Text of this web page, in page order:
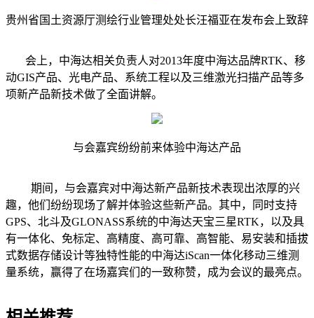
贵州省国土资源厅测绘行业管理处处长汪福亚在发布会上致辞
会上，中海达相关负责人对2013年度中海达品牌RTK、移
动GIS产品、光电产品、系统工程以及三维激光扫描产品等多
项新产品新技术做了全面讲解。
与会嘉宾纷纷前来体验中海达产品
期间，与会嘉宾对中海达新产品新技术表现出浓厚的兴
趣，他们纷纷现场了解并体验这些新产品。其中，同时支持
GPS、北斗及GLONASS系统的中海达天宝三星RTK，以及具
有一体化、免标定、高精度、高可靠、高智能、易安装和插拔
式数据存储设计等独特性能的中海达iScan一体化移动三维测
量系统，赢得了在场嘉宾们的一致称赞，成为会议的最亮点。